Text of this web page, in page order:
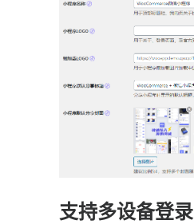
支持多设备登录